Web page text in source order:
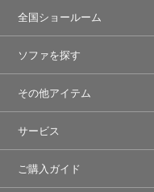
全国ショールーム
ソファを探す
その他アイテム
サービス
ご購入ガイド